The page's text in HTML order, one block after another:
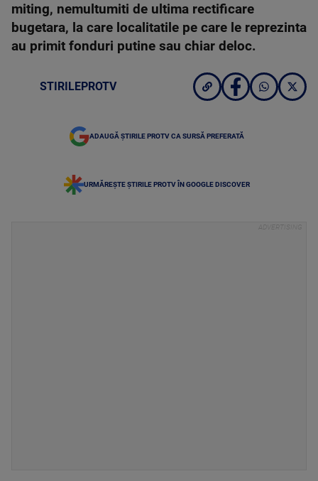
miting, nemultumiti de ultima rectificare
bugetara, la care localitatile pe care le reprezinta
au primit fonduri putine sau chiar deloc.
STIRILEPROTV
ADAUGĂ ȘTIRILE PROTV CA SURSĂ PREFERATĂ
URMĂREȘTE ȘTIRILE PROTV ÎN GOOGLE DISCOVER